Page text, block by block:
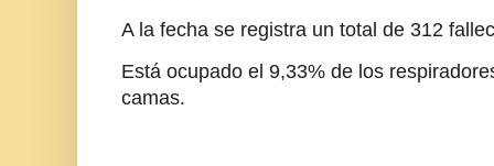
A la fecha se registra un total de 312
Está ocupado el 9,33% de los
camas.